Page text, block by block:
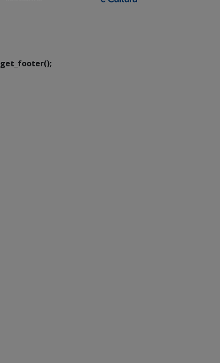
get_footer();